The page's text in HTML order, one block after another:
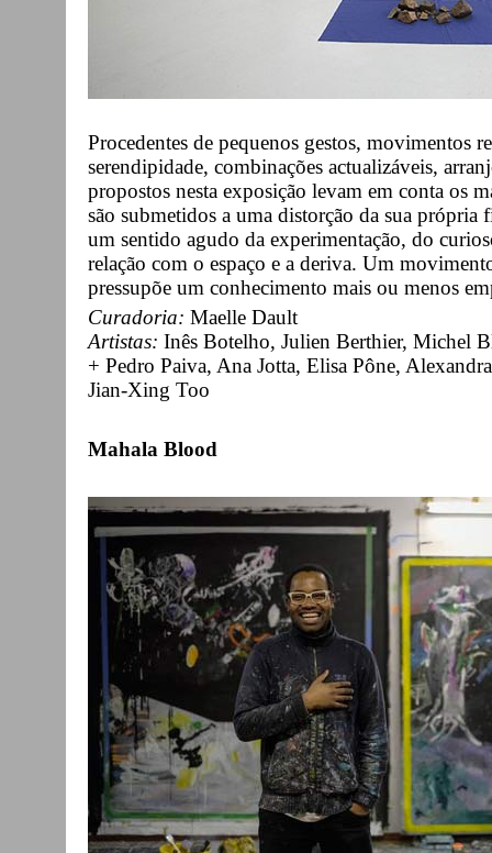
Procedentes de pequenos gestos, movimentos
serendipidade, combinações actualizáveis,
propostos nesta exposição levam em conta os
são submetidos a uma distorção da sua
um sentido agudo da experimentação, do
relação com o espaço e a deriva. Um
pressupõe um conhecimento mais ou menos
Curadoria: Maelle Dault
Artistas: Inês Botelho, Julien Berthier, Michel
+ Pedro Paiva, Ana Jotta, Elisa Pône,
Jian-Xing Too
Mahala Blood